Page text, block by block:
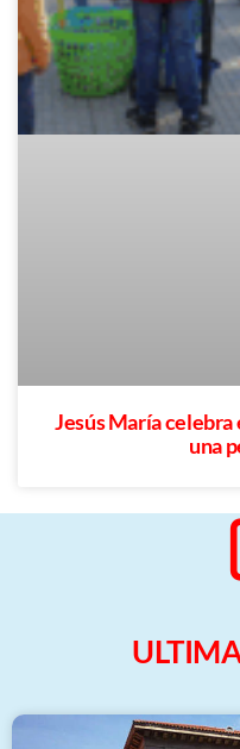
Jesús María celebra
una